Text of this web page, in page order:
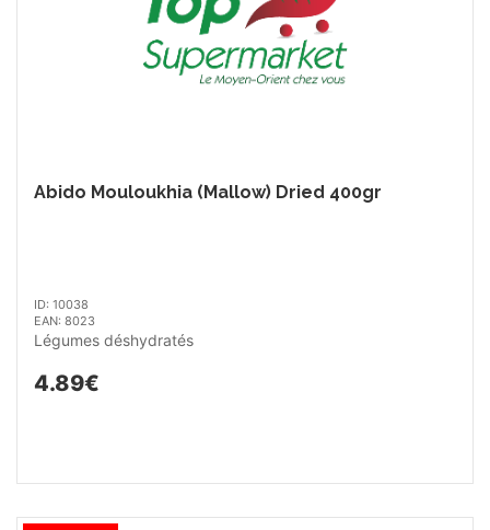
Abido Mouloukhia (Mallow) Dried 400gr
ID: 10038
EAN: 8023
Légumes déshydratés
4.89€